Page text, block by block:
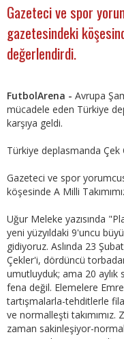
Gazeteci ve spor
gazetesindeki
değerlendirdi.
FutbolArena - Avrupa
mücadele eden Türkiye
karşıya geldi.
Türkiye deplasmanda
Gazeteci ve spor
köşesinde A Milli
Uğur Meleke yazısında
yeni yüzyıldaki 9'uncu
gidiyoruz. Aslında 23
Çekler'i, dördüncü
umutluyduk; ama 20 aylık
fena değil. Elemelere
tartışmalarla-tehditlerle
ve normalleşti
zaman sakinleşiyor-